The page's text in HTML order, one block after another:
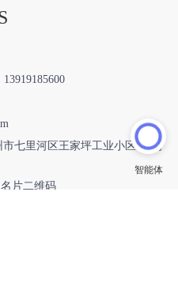
13919185600
七里河区王家坪工业小区293号
名片二维码